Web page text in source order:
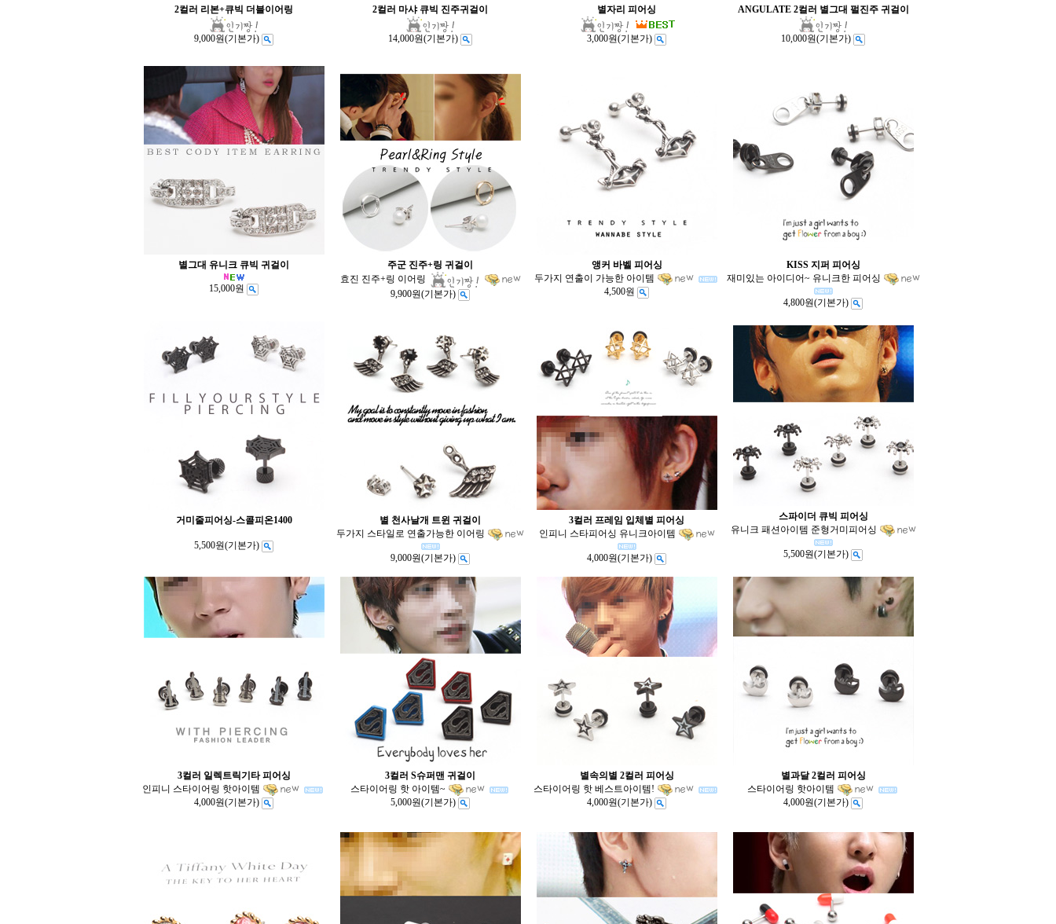
2컬러 리본+큐빅 더블이어링
9,000원(기본가)
2컬러 마샤 큐빅 진주귀걸이
14,000원(기본가)
별자리 피어싱
3,000원(기본가)
ANGULATE 2컬러 별그대 펄진주 귀걸이
10,000원(기본가)
별그대 유니크 큐빅 귀걸이
15,000원
주군 진주+링 귀걸이
효진 진주+링 이어링
9,900원(기본가)
앵커 바벨 피어싱
두가지 연출이 가능한 아이템
4,500원
KISS 지퍼 피어싱
재미있는 아이디어~ 유니크한 피어싱
4,800원(기본가)
거미줄피어싱-스콜피온1400
5,500원(기본가)
별 천사날개 트윈 귀걸이
두가지 스타일로 연출가능한 이어링
9,000원(기본가)
3컬러 프레임 입체별 피어싱
인피니 스타피어싱 유니크아이템
4,000원(기본가)
스파이더 큐빅 피어싱
유니크 패션아이템 준형거미피어싱
5,500원(기본가)
3컬러 일렉트릭기타 피어싱
인피니 스타이어링 핫아이템
4,000원(기본가)
3컬러 S슈퍼맨 귀걸이
스타이어링 핫 아이템~
5,000원(기본가)
별속의별 2컬러 피어싱
스타이어링 핫 베스트아이템!
4,000원(기본가)
별과달 2컬러 피어싱
스타이어링 핫아이템
4,000원(기본가)